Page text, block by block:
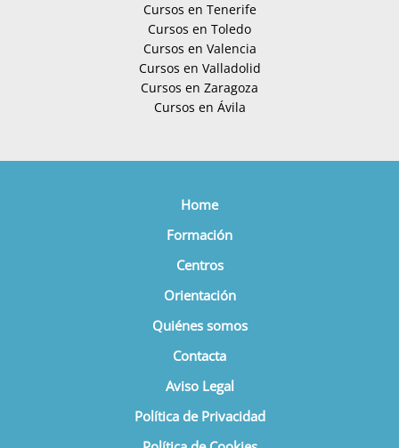
Cursos en Tenerife
Cursos en Toledo
Cursos en Valencia
Cursos en Valladolid
Cursos en Zaragoza
Cursos en Ávila
Home
Formación
Centros
Orientación
Quiénes somos
Contacta
Aviso Legal
Política de Privacidad